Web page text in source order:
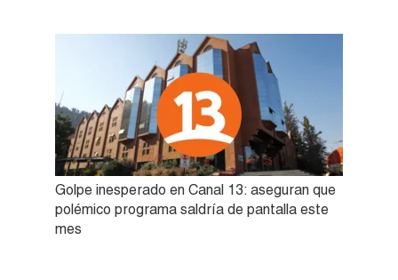
Golpe inesperado en Canal 13: aseguran que
polémico programa saldría de pantalla este
mes